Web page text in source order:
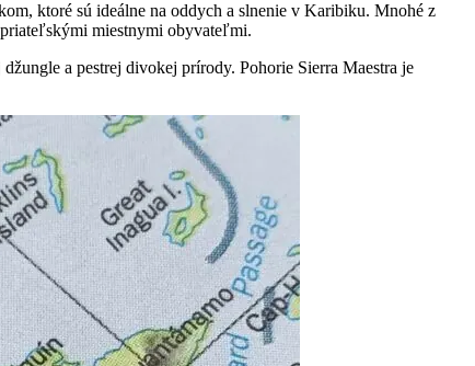
ktoré sú ideálne na oddych a slnenie v Karibiku. Mnohé z
miestnymi obyvateľmi.
a pestrej divokej prírody. Pohorie Sierra Maestra je